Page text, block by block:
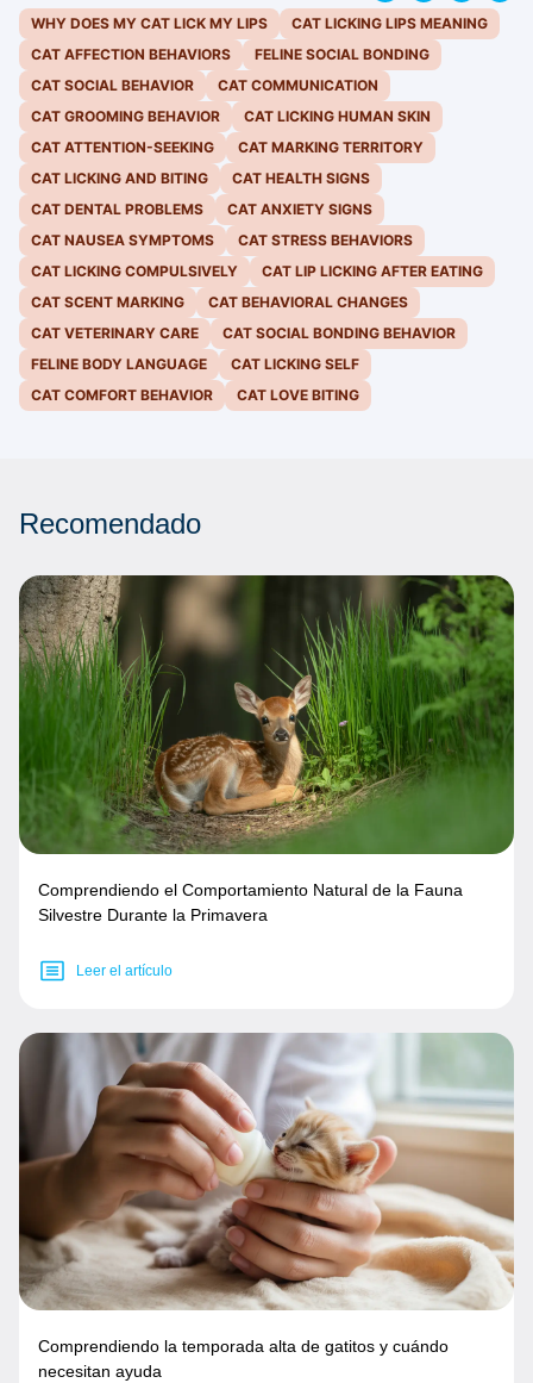
WHY DOES MY CAT LICK MY LIPS
CAT LICKING LIPS MEANING
CAT AFFECTION BEHAVIORS
FELINE SOCIAL BONDING
CAT SOCIAL BEHAVIOR
CAT COMMUNICATION
CAT GROOMING BEHAVIOR
CAT LICKING HUMAN SKIN
CAT ATTENTION-SEEKING
CAT MARKING TERRITORY
CAT LICKING AND BITING
CAT HEALTH SIGNS
CAT DENTAL PROBLEMS
CAT ANXIETY SIGNS
CAT NAUSEA SYMPTOMS
CAT STRESS BEHAVIORS
CAT LICKING COMPULSIVELY
CAT LIP LICKING AFTER EATING
CAT SCENT MARKING
CAT BEHAVIORAL CHANGES
CAT VETERINARY CARE
CAT SOCIAL BONDING BEHAVIOR
FELINE BODY LANGUAGE
CAT LICKING SELF
CAT COMFORT BEHAVIOR
CAT LOVE BITING
Recomendado
Comprendiendo el Comportamiento Natural de la Fauna
Silvestre Durante la Primavera
Leer el artículo
Comprendiendo la temporada alta de gatitos y cuándo
necesitan ayuda